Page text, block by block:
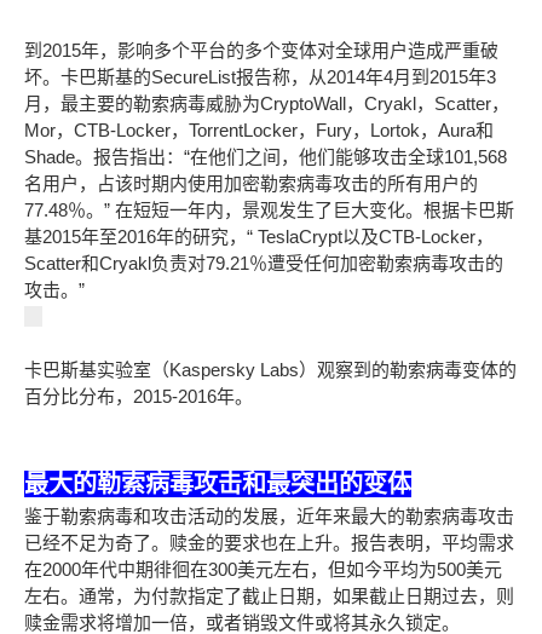
到2015年，影响多个平台的多个变体对全球用户造成严重破
坏。卡巴斯基的SecureList报告称，从2014年4月到2015年3
月，最主要的勒索病毒威胁为CryptoWall，Cryakl，Scatter，
Mor，CTB-Locker，TorrentLocker，Fury，Lortok，Aura和
Shade。报告指出：“在他们之间，他们能够攻击全球101,568
名用户，占该时期内使用加密勒索病毒攻击的所有用户的
77.48％。” 在短短一年内，景观发生了巨大变化。根据卡巴斯
基2015年至2016年的研究，“ TeslaCrypt以及CTB-Locker，
Scatter和Cryakl负责对79.21％遭受任何加密勒索病毒攻击的
攻击。”
卡巴斯基实验室（Kaspersky Labs）观察到的勒索病毒变体的
百分比分布， 2015-2016年。
最大的勒索病毒攻击和最突出的变体
鉴于勒索病毒和攻击活动的发展，近年来最大的勒索病毒攻击
已经不足为奇了。赎金的要求也在上升。报告表明，平均需求
在2000年代中期徘徊在300美元左右，但如今平均为500美元
左右。通常，为付款指定了截止日期，如果截止日期过去，则
赎金需求将增加一倍，或者销毁文件或将其永久锁定。